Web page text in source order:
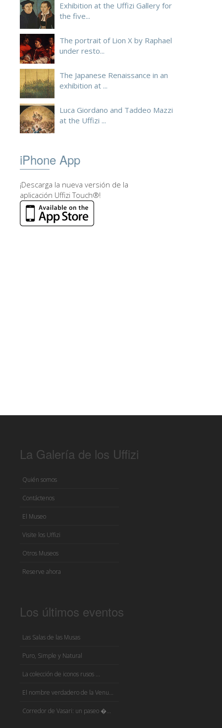
Exhibition at the Uffizi Gallery for
the five...
The portrait of Lion X by Raphael
under resto...
The Japanese Renaissance in an
exhibition at ...
Luca Giordano and Taddeo Mazzi
at the Uffizi ...
iPhone App
¡Descarga la nueva versión de la
aplicación Uffizi Touch®!
La Galería de los Uffizi
Quién somos
Contáctenos
El Museo
Visite los Uffizi
Otros Museos
Reserve ahora
Los últimos eventos
Las Salas de las Musas
Puro, Simple y Natural
La colección de iconos rusos ...
El nombre verdadero de la Venu...
Corredor de Vasari: un paseo �...